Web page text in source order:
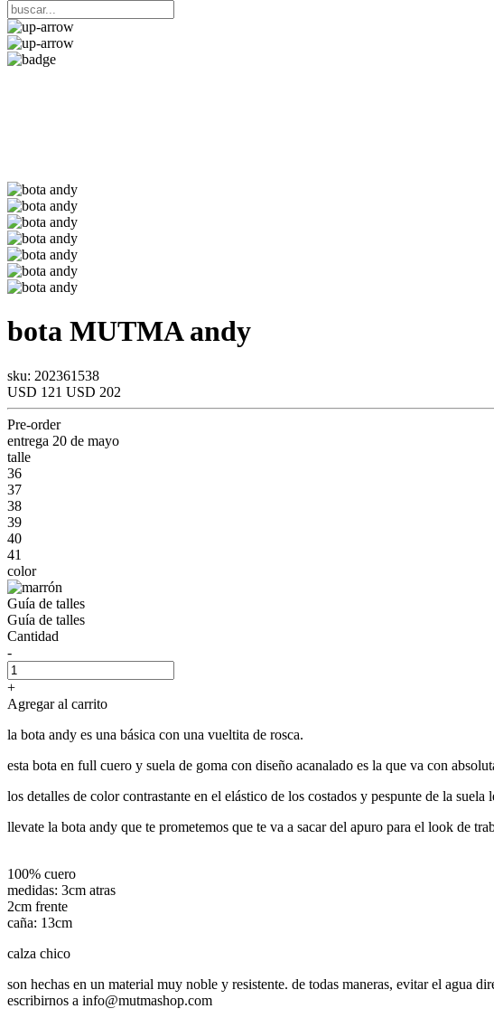
bota MUTMAandy
sku: 202361538
USD 121 USD 202
Pre-order
entrega 20 de mayo
talle
36
37
38
39
40
41
color
Guía de talles
Guía de talles
Cantidad
-
+
Agregar al carrito
la bota andy es una básica con una vueltita de rosca.
esta bota en full cuero y suela de goma con diseño acanalado es la que va con
los detalles de color contrastante en el elástico de los costados y pespunte de la
llevate la bota andy que te prometemos que te va a sacar del apuro para el look de
100% cuero
medidas: 3cm atras
2cm frente
caña: 13cm
calza chico
son hechas en un material muy noble y resistente. de todas maneras, evitar el agua
escribirnos a info@mutmashop.com